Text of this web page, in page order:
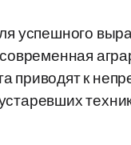
успешного
приводят к